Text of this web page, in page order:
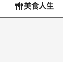
美食人生